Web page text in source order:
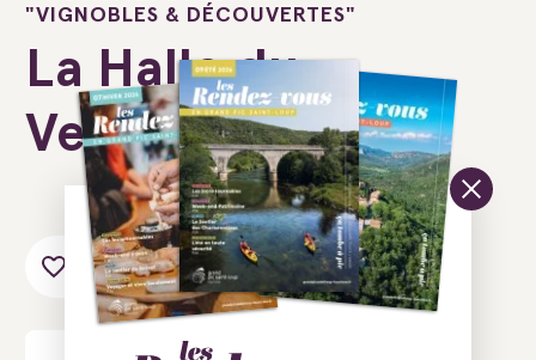
"VIGNOBLES & DÉCOUVERTES"
La Halle du
Verre
Ajouter au carnet de voyage